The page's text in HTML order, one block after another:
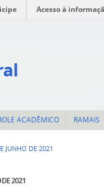
Acesso à
ACADÊMICO RAMAIS
JUNHO DE 2021
2021